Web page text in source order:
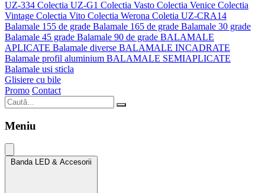
UZ-334 Colectia UZ-G1 Colectia Vasto Colectia Venice Colectia
Vintage Colectia Vito Colectia Werona Coletia UZ-CRA14
Balamale 155 de grade Balamale 165 de grade Balamale 30 grade
Balamale 45 grade Balamale 90 de grade BALAMALE
APLICATE Balamale diverse BALAMALE INCADRATE
Balamale profil aluminium BALAMALE SEMIAPLICATE
Balamale usi sticla
Glisiere cu bile
Promo Contact
Meniu
Banda LED & Accesorii